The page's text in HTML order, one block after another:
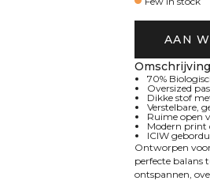
AAN
Omschrijving
70%
Oversized
Dikke stof
Verstelbare,
Ruime open
Modern print
ICIW
Ontworpen
perfecte balans
ontspannen,